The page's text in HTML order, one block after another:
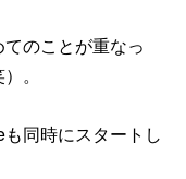
のことが重なっ
。
同時にスタートし